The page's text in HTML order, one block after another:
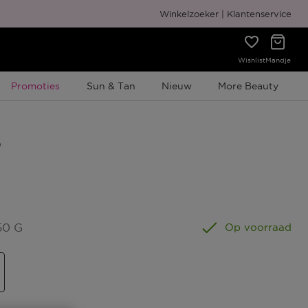
Gratis cadeauverpakking
Winkelzoeker Klantenservice
WishlistMandje
Tijdelijke Promotie
Promoties Sun & Tan Nieuw More Beauty
G Op voorraad